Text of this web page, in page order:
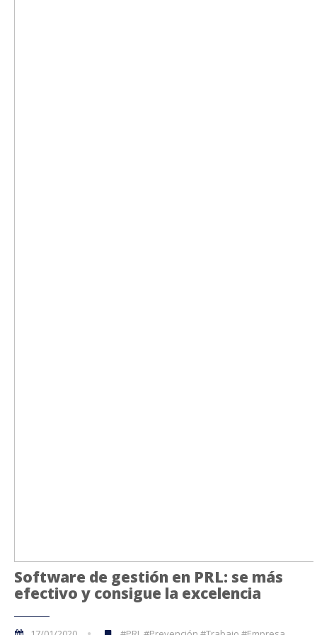
Software de gestión en PRL: se más
efectivo y consigue la excelencia